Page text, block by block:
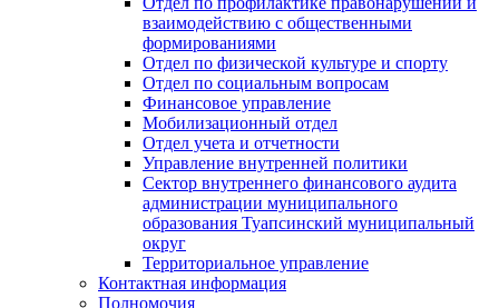
взаимодействию с общественными
формированиями
Отдел по физической культуре и спорту
Отдел по социальным вопросам
Финансовое управление
Мобилизационный отдел
Отдел учета и отчетности
Управление внутренней политики
Сектор внутреннего финансового аудита
администрации муниципального
образования Туапсинский муниципальный
округ
Территориальное управление
Контактная информация
Полномочия